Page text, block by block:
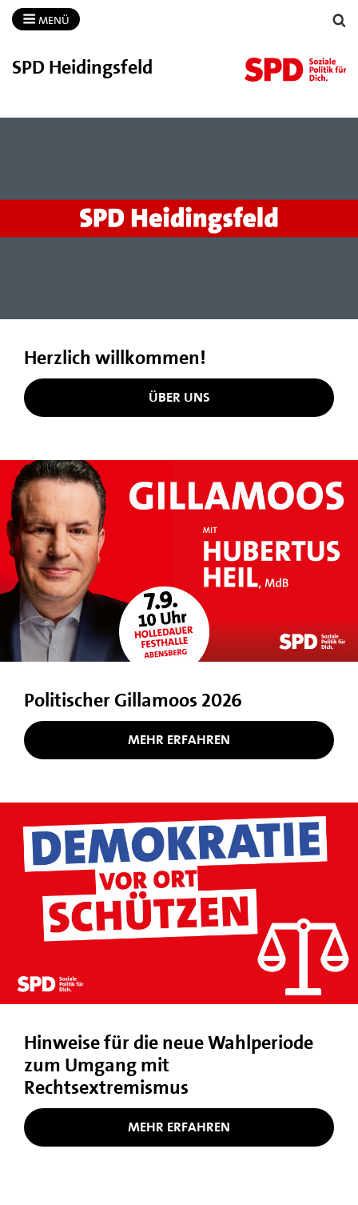
MENÜ
SPD Heidingsfeld
Herzlich willkommen!
ÜBER UNS
Politischer Gillamoos 2026
MEHR ERFAHREN
Hinweise für die neue Wahlperiode
zum Umgang mit
Rechtsextremismus
MEHR ERFAHREN